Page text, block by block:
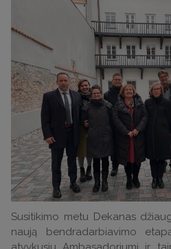
Susitikimo metu Dekanas
naują bendradarbiavimo